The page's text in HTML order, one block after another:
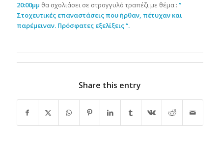
20:00μμ θα σχολιάσει σε στρογγυλό τραπέζι με θέμα : ”
Στοχευτικές επαναστάσεις που ήρθαν, πέτυχαν και
παρέμειναν. Πρόσφατες εξελίξεις “.
Share this entry